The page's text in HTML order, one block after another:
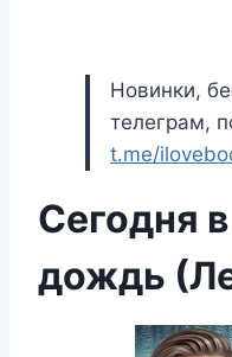
Новинки,
телеграм,
t.me/
Сегодня
дождь